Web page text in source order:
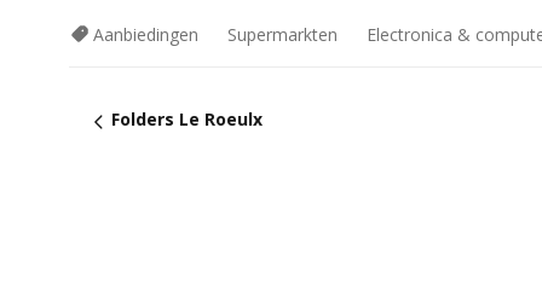
Aanbiedingen Supermarkten Electronica &
Folders Le Roeulx